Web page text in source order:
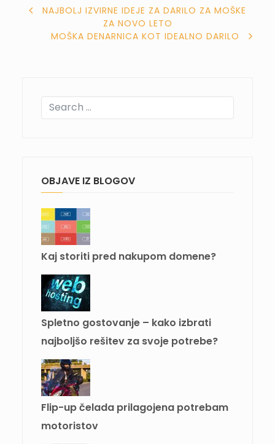
NAVIGACIJA
PRISPEVKA
NAJBOLJ IZVIRNE IDEJE ZA DARILO ZA MOŠKE
ZA NOVO LETO
MOŠKA DENARNICA KOT IDEALNO DARILO
OBJAVE IZ BLOGOV
Kaj storiti pred nakupom domene?
Spletno gostovanje – kako izbrati
najboljšo rešitev za svoje potrebe?
Flip-up čelada prilagojena potrebam
motoristov